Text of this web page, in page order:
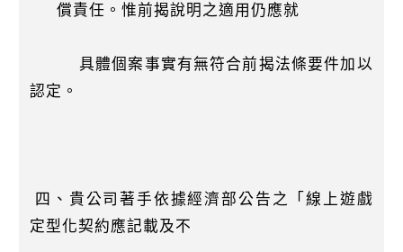
償責任。惟前揭說明之適用仍應就
具體個案事實有無符合前揭法條要件加以
認定。
四、貴公司著手依據經濟部公告之「線上遊戲
定型化契約應記載及不